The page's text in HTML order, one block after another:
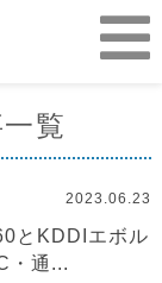
覧
2023.06.23
とKDDIエボル
・通...